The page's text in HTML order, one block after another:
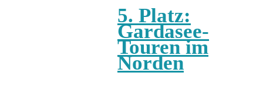
5. Platz:
Gardasee-
Touren im
Norden